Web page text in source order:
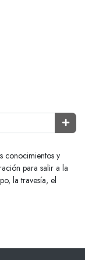
conocimientos y
para salir a la
la travesía, el